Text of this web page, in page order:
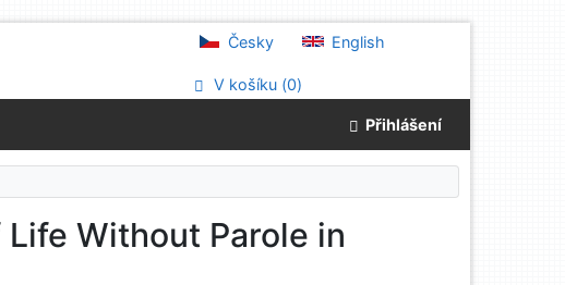
Česky English
V košíku (0)
Přihlášení
Without Parole in